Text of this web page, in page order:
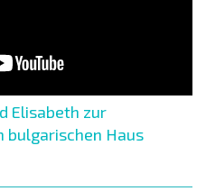
Elisabeth zur
bulgarischen Haus